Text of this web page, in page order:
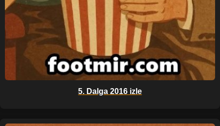
5. Dalga 2016 izle